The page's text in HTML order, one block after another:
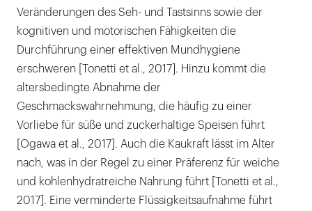
Veränderungen des Seh- und Tastsinns sowie der
kognitiven und motorischen Fähigkeiten die
Durchführung einer effektiven Mundhygiene
erschweren [Tonetti et al., 2017]. Hinzu kommt die
altersbedingte Abnahme der
Geschmackswahrnehmung, die häufig zu einer
Vorliebe für süße und zuckerhaltige Speisen führt
[Ogawa et al., 2017]. Auch die Kaukraft lässt im Alter
nach, was in der Regel zu einer Präferenz für weiche
und kohlenhydratreiche Nahrung führt [Tonetti et al.,
2017]. Eine verminderte Flüssigkeitsaufnahme führt